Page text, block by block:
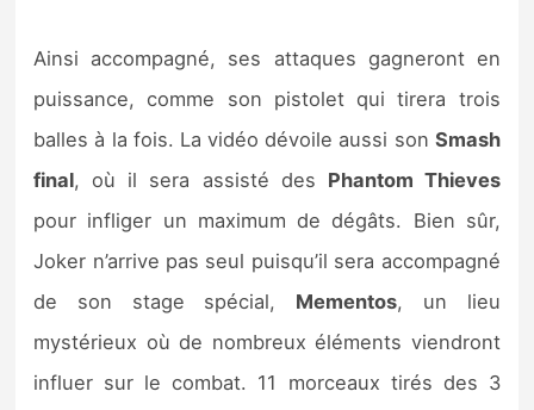
Ainsi accompagné, ses attaques gagneront en
puissance, comme son pistolet qui tirera trois
balles à la fois. La vidéo dévoile aussi son Smash
final, où il sera assisté des Phantom Thieves
pour infliger un maximum de dégâts. Bien sûr,
Joker n’arrive pas seul puisqu’il sera accompagné
de son stage spécial, Mementos, un lieu
mystérieux où de nombreux éléments viendront
influer sur le combat. 11 morceaux tirés des 3